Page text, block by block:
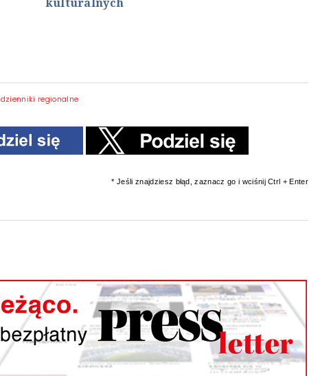
dzienniki regionalne
* Jeśli znajdziesz błąd, zaznacz go i wciśnij Ctrl + Enter